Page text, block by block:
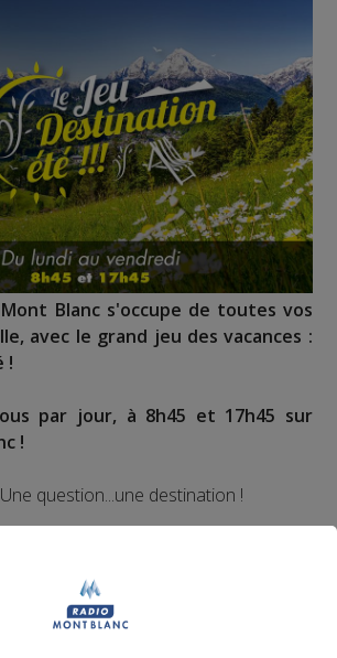
Blanc s'occupe de toutes vos
avec le grand jeu des vacances :
!
par jour, à 8h45 et 17h45 sur
!
question...une destination !
les 3 réponses pour repartir avec vos
d'activités dans la région !